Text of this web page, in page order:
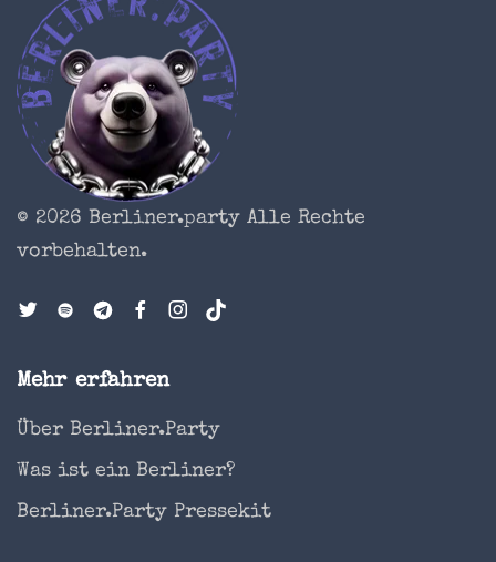
© 2026 Berliner.party Alle Rechte
vorbehalten.
Mehr erfahren
Über Berliner.Party
Was ist ein Berliner?
Berliner.Party Pressekit